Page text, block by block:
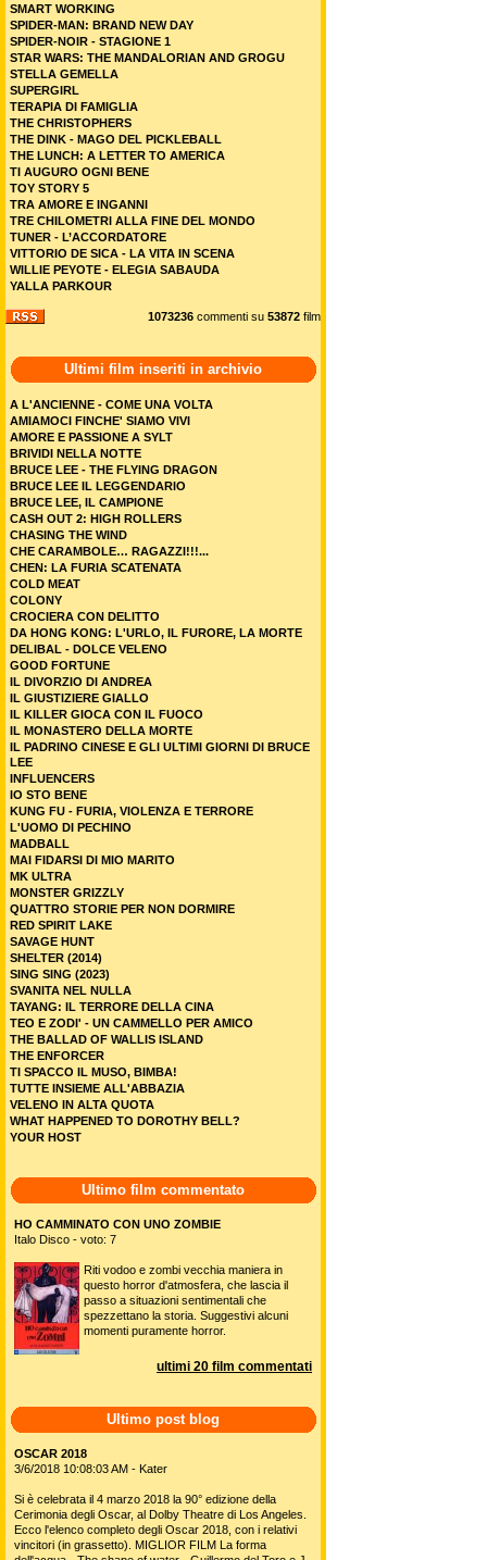
SMART WORKING
SPIDER-MAN: BRAND NEW DAY
SPIDER-NOIR - STAGIONE 1
STAR WARS: THE MANDALORIAN AND GROGU
STELLA GEMELLA
SUPERGIRL
TERAPIA DI FAMIGLIA
THE CHRISTOPHERS
THE DINK - MAGO DEL PICKLEBALL
THE LUNCH: A LETTER TO AMERICA
TI AUGURO OGNI BENE
TOY STORY 5
TRA AMORE E INGANNI
TRE CHILOMETRI ALLA FINE DEL MONDO
TUNER - L’ACCORDATORE
VITTORIO DE SICA - LA VITA IN SCENA
WILLIE PEYOTE - ELEGIA SABAUDA
YALLA PARKOUR
1073236 commenti su 53872 film
Ultimi film inseriti in archivio
A L'ANCIENNE - COME UNA VOLTA
AMIAMOCI FINCHE' SIAMO VIVI
AMORE E PASSIONE A SYLT
BRIVIDI NELLA NOTTE
BRUCE LEE - THE FLYING DRAGON
BRUCE LEE IL LEGGENDARIO
BRUCE LEE, IL CAMPIONE
CASH OUT 2: HIGH ROLLERS
CHASING THE WIND
CHE CARAMBOLE… RAGAZZI!!!...
CHEN: LA FURIA SCATENATA
COLD MEAT
COLONY
CROCIERA CON DELITTO
DA HONG KONG: L'URLO, IL FURORE, LA MORTE
DELIBAL - DOLCE VELENO
GOOD FORTUNE
IL DIVORZIO DI ANDREA
IL GIUSTIZIERE GIALLO
IL KILLER GIOCA CON IL FUOCO
IL MONASTERO DELLA MORTE
IL PADRINO CINESE E GLI ULTIMI GIORNI DI BRUCE
LEE
INFLUENCERS
IO STO BENE
KUNG FU - FURIA, VIOLENZA E TERRORE
L'UOMO DI PECHINO
MADBALL
MAI FIDARSI DI MIO MARITO
MK ULTRA
MONSTER GRIZZLY
QUATTRO STORIE PER NON DORMIRE
RED SPIRIT LAKE
SAVAGE HUNT
SHELTER (2014)
SING SING (2023)
SVANITA NEL NULLA
TAYANG: IL TERRORE DELLA CINA
TEO E ZODI' - UN CAMMELLO PER AMICO
THE BALLAD OF WALLIS ISLAND
THE ENFORCER
TI SPACCO IL MUSO, BIMBA!
TUTTE INSIEME ALL'ABBAZIA
VELENO IN ALTA QUOTA
WHAT HAPPENED TO DOROTHY BELL?
YOUR HOST
Ultimo film commentato
HO CAMMINATO CON UNO ZOMBIE
Italo Disco - voto: 7
Riti vodoo e zombi vecchia maniera in
questo horror d'atmosfera, che lascia il
passo a situazioni sentimentali che
spezzettano la storia. Suggestivi alcuni
momenti puramente horror.
ultimi 20 film commentati
Ultimo post blog
OSCAR 2018
3/6/2018 10:08:03 AM - Kater
Si è celebrata il 4 marzo 2018 la 90° edizione della
Cerimonia degli Oscar, al Dolby Theatre di Los Angeles.
Ecco l'elenco completo degli Oscar 2018, con i relativi
vincitori (in grassetto). MIGLIOR FILM La forma